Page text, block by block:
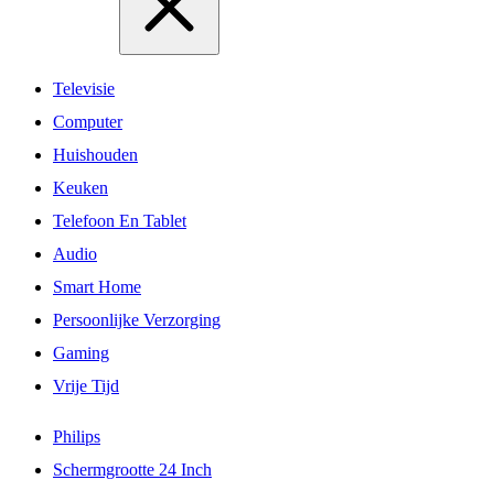
Televisie
Computer
Huishouden
Keuken
Telefoon En Tablet
Audio
Smart Home
Persoonlijke Verzorging
Gaming
Vrije Tijd
Philips
Schermgrootte 24 Inch